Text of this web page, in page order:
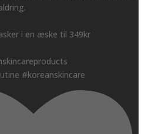
i en æske til 349kr
#koreanskincare